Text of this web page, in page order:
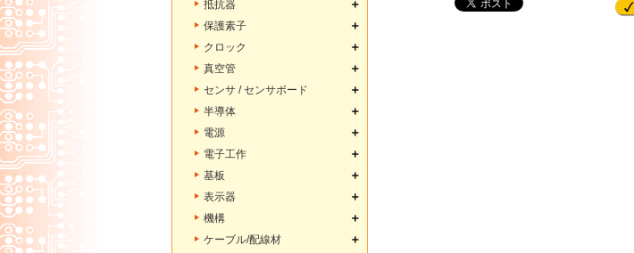
抵抗器
保護素子
クロック
真空管
センサ / センサボード
半導体
電源
電子工作
基板
表示器
機構
ケーブル/配線材